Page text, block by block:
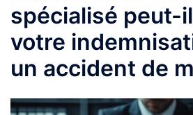
spécialisé peut-
votre
un accident de